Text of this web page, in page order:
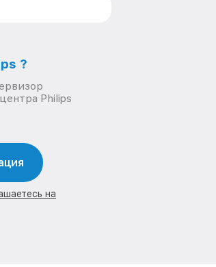
?
Philips
на